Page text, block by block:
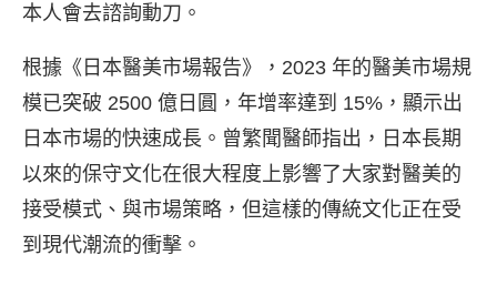
本人會去諮詢動刀。
根據《日本醫美市場報告》，2023 年的醫美市場規
模已突破 2500 億日圓，年增率達到 15%，顯示出
日本市場的快速成長。曾繁聞醫師指出，日本長期
以來的保守文化在很大程度上影響了大家對醫美的
接受模式、與市場策略，但這樣的傳統文化正在受
到現代潮流的衝擊。